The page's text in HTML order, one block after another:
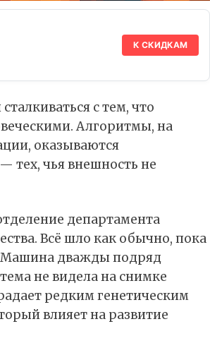
К СКИДКАМ
с тем, что
Алгоритмы, на
оказываются
тех, чья внешность не
департамента
Всё шло как обычно, пока
Машина дважды подряд
не видела на снимке
редким генетическим
влияет на развитие